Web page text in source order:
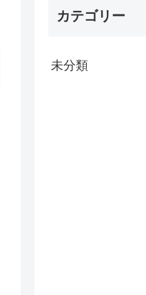
カテゴリー
未分類